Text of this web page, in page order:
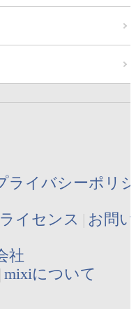
ライバシーポリ
ライセンス お問
社
mixiについて